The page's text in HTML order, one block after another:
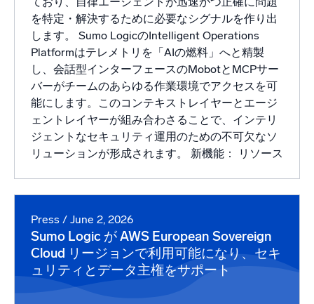
を特定・解決するために必要なシグナルを作り出
します。 Sumo LogicのIntelligent Operations
Platformはテレメトリを「AIの燃料」へと精製
し、会話型インターフェースのMobotとMCPサー
バーがチームのあらゆる作業環境でアクセスを可
能にします。このコンテキストレイヤーとエージ
ェントレイヤーが組み合わさることで、インテリ
ジェントなセキュリティ運用のための不可欠なソ
リューションが形成されます。 新機能： リソース
Press / June 2, 2026
Sumo Logic が AWS European Sovereign
Cloud リージョンで利用可能になり、セキ
ュリティとデータ主権をサポート